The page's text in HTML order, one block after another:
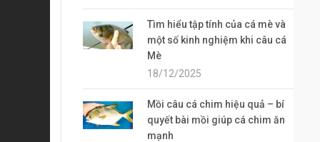
Tìm hiểu tập tính của cá mè và
một số kinh nghiệm khi câu cá
Mè
18/12/2025
Mồi câu cá chim hiệu quả – bí
quyết bài mồi giúp cá chim ăn
mạnh